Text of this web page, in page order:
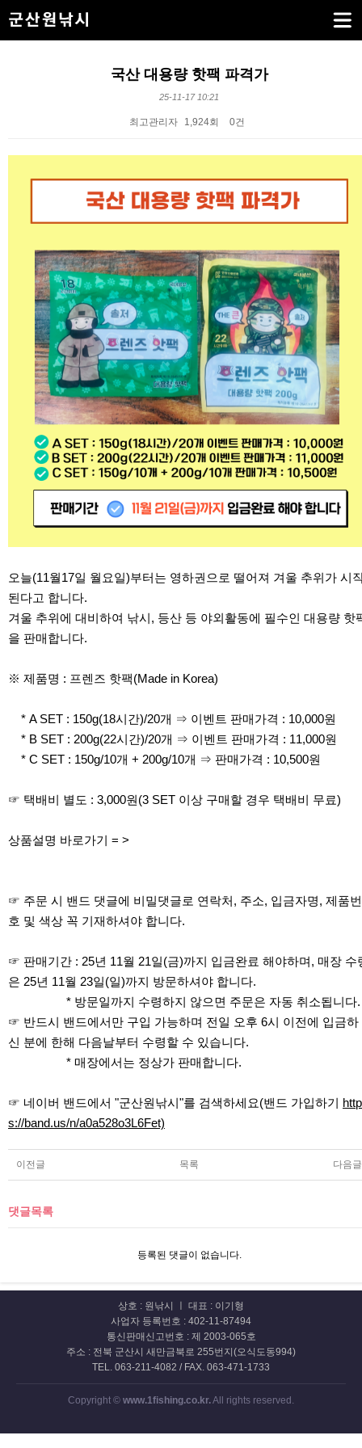
국산 대용량 핫팩 파격가
25-11-17 10:21
최고관리자 1,924회 0건
오늘(11월17일 월요일)부터는 영하권으로 떨어져 겨울 추위가 시
된다고 합니다.
겨울 추위에 대비하여 낚시, 등산 등 야외활동에 필수인 대용량 핫
을 판매합니다.
※ 제품명 : 프렌즈 핫팩(Made in Korea)
* A SET : 150g(18시간)/20개 ⇒ 이벤트 판매가격 : 10,000원
* B SET : 200g(22시간)/20개 ⇒ 이벤트 판매가격 : 11,000원
* C SET : 150g/10개 + 200g/10개 ⇒ 판매가격 : 10,500원
☞ 택배비 별도 : 3,000원(3 SET 이상 구매할 경우 택배비 무료)
상품설명 바로가기 = >
☞ 주문 시 밴드 댓글에 비밀댓글로 연락처, 주소, 입금자명, 제품번
호 및 색상 꼭 기재하셔야 합니다.
☞ 판매기간 : 25년 11월 21일(금)까지 입금완료 해야하며, 매장 수
은 25년 11월 23일(일)까지 방문하셔야 합니다.
* 방문일까지 수령하지 않으면 주문은 자동 취소됩니다.
☞ 반드시 밴드에서만 구입 가능하며 전일 오후 6시 이전에 입금하
신 분에 한해 다음날부터 수령할 수 있습니다.
* 매장에서는 정상가 판매합니다.
☞ 네이버 밴드에서 "군산원낚시"를 검색하세요(밴드 가입하기 http
s://band.us/n/a0a528o3L6Fet)
이전글 다음글
목록
댓글목록
등록된 댓글이 없습니다.
상호 : 원낚시 ㅣ 대표 : 이기형
사업자 등록번호 : 402-11-87494
통신판매신고번호 : 제 2003-065호
주소 : 전북 군산시 새만금북로 255번지(오식도동994)
TEL. 063-211-4082 / FAX. 063-471-1733
Copyright © www.1fishing.co.kr.All rights reserved.